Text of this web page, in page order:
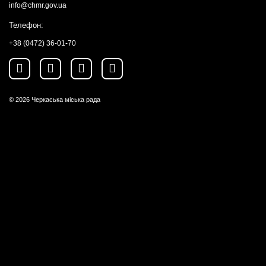
info@chmr.gov.ua
Телефон:
+38 (0472) 36-01-70
© 2026 Черкаська міська рада